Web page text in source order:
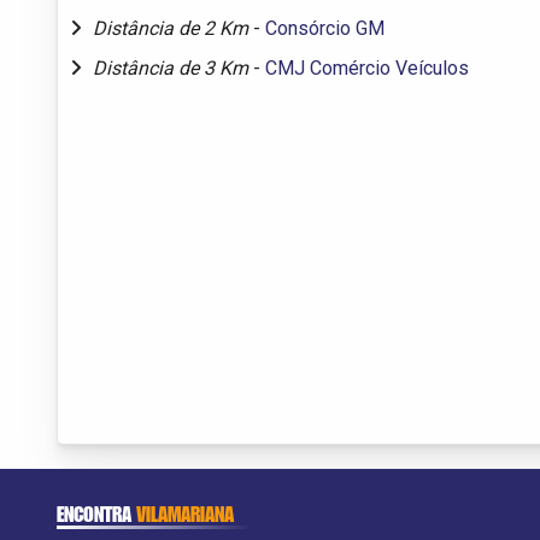
Distância de 2 Km - Consórcio GM
Distância de 3 Km - CMJ Comércio Veículos
ENCONTRAVILAMARIANA